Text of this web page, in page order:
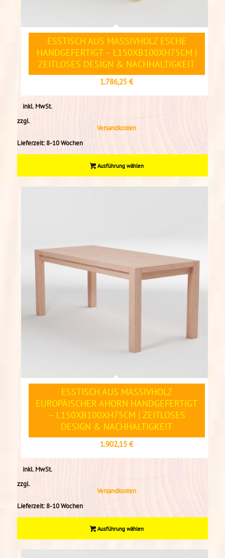
ESSTISCH AUS MASSIVHOLZ ESCHE
HANDGEFERTIGT – L150XB100XH75CM |
ZEITLOSES DESIGN & NACHHALTIGKEIT
1.786,25 €
inkl. MwSt.
zzgl.
Versandkosten
Lieferzeit:8-10 Wochen
Ausführung wählen
ESSTISCH AUS MASSIVHOLZ
EUROPÄISCHER AHORN HANDGEFERTIGT
– L150XB100XH75CM | ZEITLOSES
DESIGN & NACHHALTIGKEIT
1.902,15 €
inkl. MwSt.
zzgl.
Versandkosten
Lieferzeit:8-10 Wochen
Ausführung wählen